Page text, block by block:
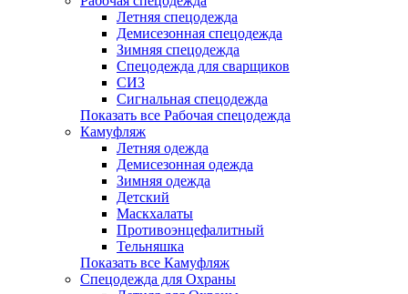
Летняя спецодежда
Демисезонная спецодежда
Зимняя спецодежда
Спецодежда для сварщиков
СИЗ
Сигнальная спецодежда
Показать все Рабочая спецодежда
Камуфляж
Летняя одежда
Демисезонная одежда
Зимняя одежда
Детский
Маскхалаты
Противоэнцефалитный
Тельняшка
Показать все Камуфляж
Спецодежда для Охраны